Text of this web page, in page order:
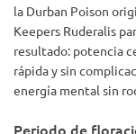
la Durban Poison
Keepers Ruderalis
resultado: potencia
rápida y sin
energía mental sin
Periodo de